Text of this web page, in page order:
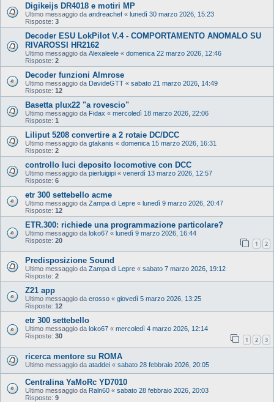
Digikeijs DR4018 e motiri MP
Ultimo messaggio da andreachef « lunedì 30 marzo 2026, 15:23
Risposte: 3
Decoder ESU LokPilot V.4 - COMPORTAMENTO ANOMALO SU
RIVAROSSI HR2162
Ultimo messaggio da Alexaleele « domenica 22 marzo 2026, 12:46
Risposte: 2
Decoder funzioni Almrose
Ultimo messaggio da DavideGTT « sabato 21 marzo 2026, 14:49
Risposte: 12
Basetta plux22 "a rovescio"
Ultimo messaggio da Fidax « mercoledì 18 marzo 2026, 22:06
Risposte: 1
Liliput 5208 convertire a 2 rotaie DC/DCC
Ultimo messaggio da gtakanis « domenica 15 marzo 2026, 16:31
Risposte: 2
controllo luci deposito locomotive con DCC
Ultimo messaggio da pierluigipi « venerdì 13 marzo 2026, 12:57
Risposte: 6
etr 300 settebello acme
Ultimo messaggio da Zampa di Lepre « lunedì 9 marzo 2026, 20:47
Risposte: 12
ETR.300: richiede una programmazione particolare?
Ultimo messaggio da loko67 « lunedì 9 marzo 2026, 16:44
Risposte: 20 1 2
Predisposizione Sound
Ultimo messaggio da Zampa di Lepre « sabato 7 marzo 2026, 19:12
Risposte: 2
Z21 app
Ultimo messaggio da erosso « giovedì 5 marzo 2026, 13:25
Risposte: 12
etr 300 settebello
Ultimo messaggio da loko67 « mercoledì 4 marzo 2026, 12:14
Risposte: 30 1 2 3
ricerca mentore su ROMA
Ultimo messaggio da ataddei « sabato 28 febbraio 2026, 20:05
Centralina YaMoRc YD7010
Ultimo messaggio da Raln60 « sabato 28 febbraio 2026, 20:03
Risposte: 9